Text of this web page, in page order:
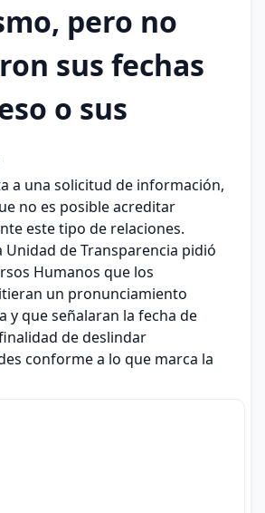
pero no
sus fechas
o sus
a una solicitud de información,
no es posible acreditar
este tipo de relaciones.
Unidad de Transparencia pidió
Humanos que los
un pronunciamiento
y que señalaran la fecha de
de deslindar
conforme a lo que marca la